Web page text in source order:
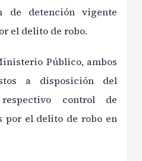
de detención vigente
el delito de robo.
Público, ambos
a disposición del
control de
por el delito de robo en